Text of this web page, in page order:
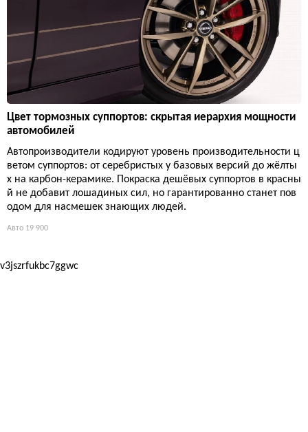
Цвет тормозных суппортов: скрытая иерархия мощности
автомобилей
Автопроизводители кодируют уровень производительности ц
ветом суппортов: от серебристых у базовых версий до жёлты
х на карбон-керамике. Покраска дешёвых суппортов в красны
й не добавит лошадиных сил, но гарантированно станет пов
одом для насмешек знающих людей.
Авто 19 900
v3jszrfukbc7ggwc